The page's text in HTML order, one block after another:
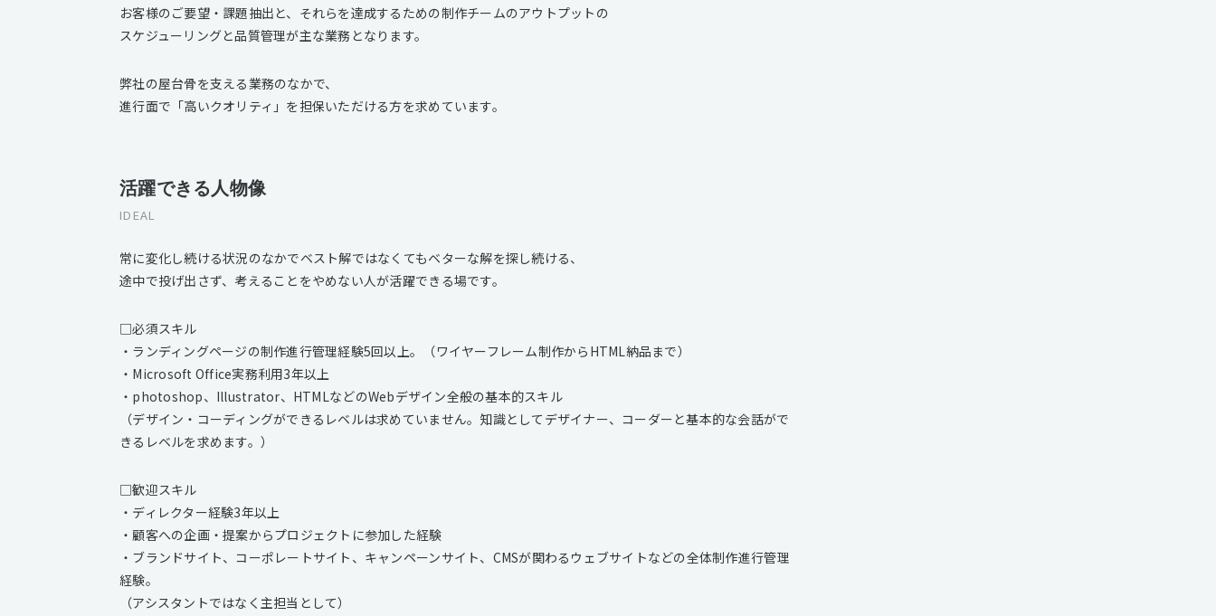
お客様のご要望・課題抽出と、それらを達成するための制作チームのアウトプットの
スケジューリングと品質管理が主な業務となります。
弊社の屋台骨を支える業務のなかで、
進行面で「高いクオリティ」を担保いただける方を求めています。
活躍できる人物像
IDEAL
常に変化し続ける状況のなかでベスト解ではなくてもベターな解を探し続ける、
途中で投げ出さず、考えることをやめない人が活躍できる場です。
□必須スキル
・ランディングページの制作進行管理経験5回以上。（ワイヤーフレーム制作からHTML納品まで）
・Microsoft Office実務利用3年以上
・photoshop、Illustrator、HTMLなどのWebデザイン全般の基本的スキル
（デザイン・コーディングができるレベルは求めていません。知識としてデザイナー、コーダーと基本的な会話がで
きるレベルを求めます。）
□歓迎スキル
・ディレクター経験3年以上
・顧客への企画・提案からプロジェクトに参加した経験
・ブランドサイト、コーポレートサイト、キャンペーンサイト、CMSが関わるウェブサイトなどの全体制作進行管理
経験。
（アシスタントではなく主担当として）